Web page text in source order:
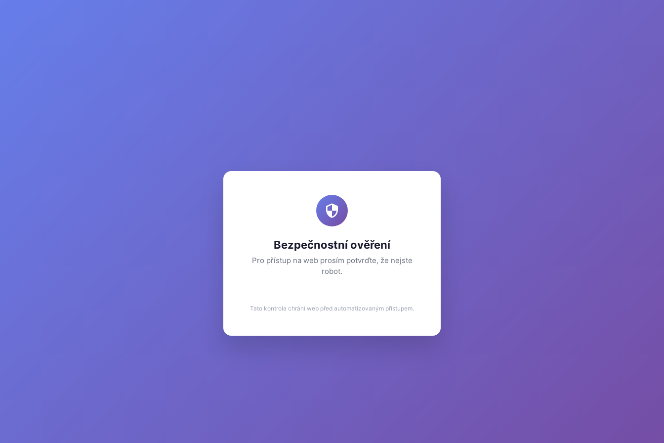
Bezpečnostní ověření
Pro přístup na web prosím potvrďte, že nejste
robot.
Tato kontrola chrání web před automatizovaným přístupem.